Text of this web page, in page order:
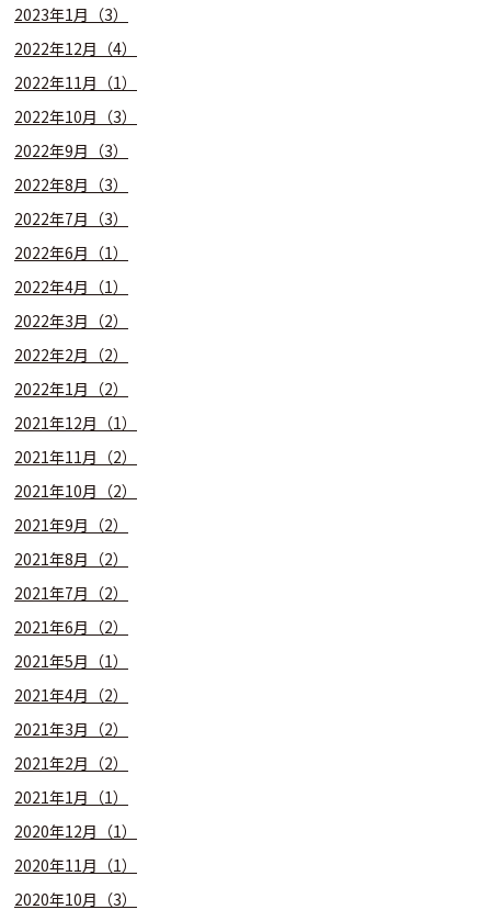
2023年1月（3）
2022年12月（4）
2022年11月（1）
2022年10月（3）
2022年9月（3）
2022年8月（3）
2022年7月（3）
2022年6月（1）
2022年4月（1）
2022年3月（2）
2022年2月（2）
2022年1月（2）
2021年12月（1）
2021年11月（2）
2021年10月（2）
2021年9月（2）
2021年8月（2）
2021年7月（2）
2021年6月（2）
2021年5月（1）
2021年4月（2）
2021年3月（2）
2021年2月（2）
2021年1月（1）
2020年12月（1）
2020年11月（1）
2020年10月（3）